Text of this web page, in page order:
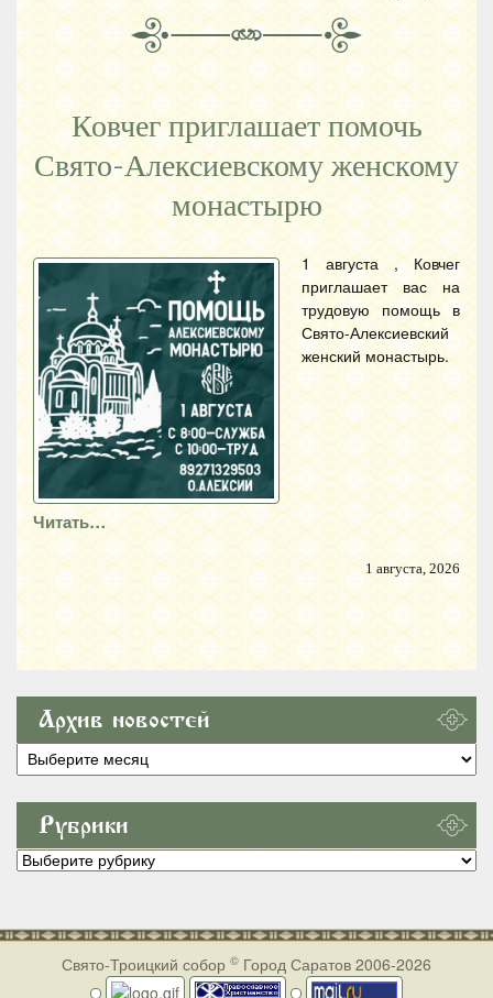
Ковчег приглашает помочь
Свято-Алексиевскому женскому
монастырю
1 августа , Ковчег
приглашает вас на
трудовую помощь в
Свято-Алексиевский
женский монастырь.
Читать…
1 августа, 2026
Архив новостей
Архив
новостей
Рубрики
Рубрики
Свято-Троицкий собор © Город Саратов 2006-2026